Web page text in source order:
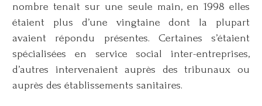
nombre tenait sur une seule main, en 1998 elles
étaient plus d’une vingtaine dont la plupart
avaient répondu présentes. Certaines s’étaient
spécialisées en service social inter-entreprises,
d’autres intervenaient auprès des tribunaux ou
auprès des établissements sanitaires.